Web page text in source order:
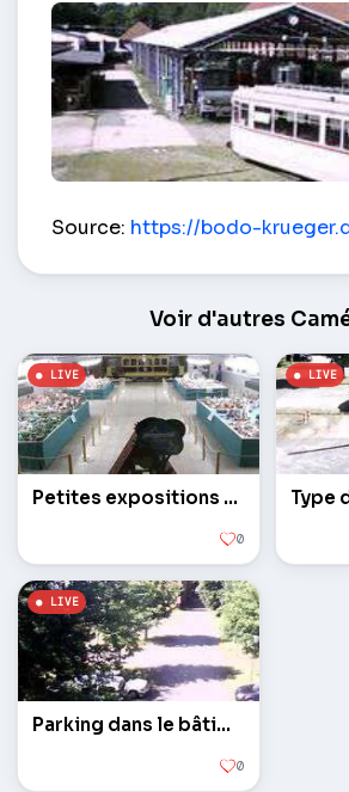
Source: https://bodo-
Voir d'autres
Petites expositions dans les tramways de musée
0
Parking dans le bâtiment principal des trams de musée
0